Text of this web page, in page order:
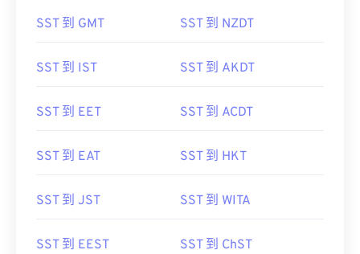
SST 到 GMT SST 到 NZDT
SST 到 IST SST 到 AKDT
SST 到 EET SST 到 ACDT
SST 到 EAT SST 到 HKT
SST 到 JST SST 到 WITA
SST 到 EEST SST 到 ChST